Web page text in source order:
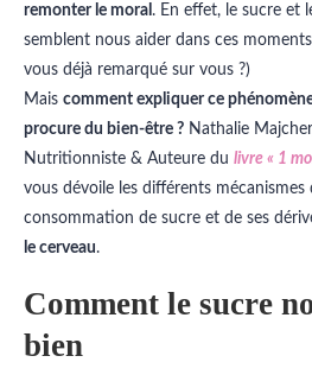
remonter le moral . En effet, le sucre et
semblent nous aider dans ces
vous déjà remarqué sur vous ?)
Mais comment expliquer ce
procure du bien-être ? Nathalie
Nutritionniste & Auteure du livre « 1
vous dévoile les différents mécanismes
consommation de sucre et de ses
le cerveau.
Comment le sucre
bien